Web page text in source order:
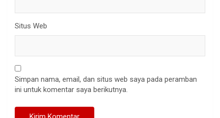
Situs Web
Simpan nama, email, dan situs web saya pada peramban
ini untuk komentar saya berikutnya.